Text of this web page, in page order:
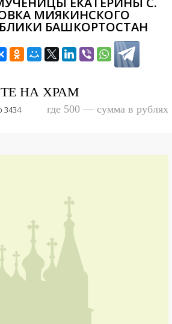
МИЯКИНСКОГО
БАШКОРТОСТАН
НА ХРАМ
3434
где 500 — сумма в рублях